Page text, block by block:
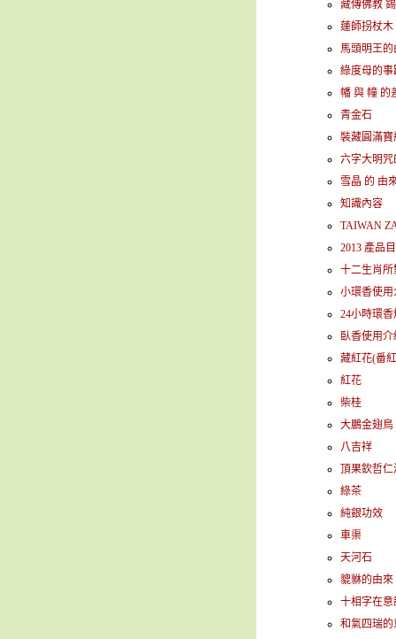
藏傳佛教
蓮師拐杖木
馬頭明王
綠度母的事
幡 與 幢 的
青金石
裝藏圓滿寶
六字大明
雪晶 的 由
知識內容
TAIWAN
2013 產品
十二生肖
小環香使用
24小時環
臥香使用
藏紅花(番
紅花
柴桂
大鵬金翅鳥
八吉祥
頂果欽哲
綠茶
純銀功效
車渠
天河石
貔貅的由來
十相字在意
和氣四瑞的